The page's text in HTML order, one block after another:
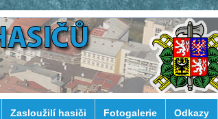
Zasloužilí hasiči Fotogalerie Odkazy